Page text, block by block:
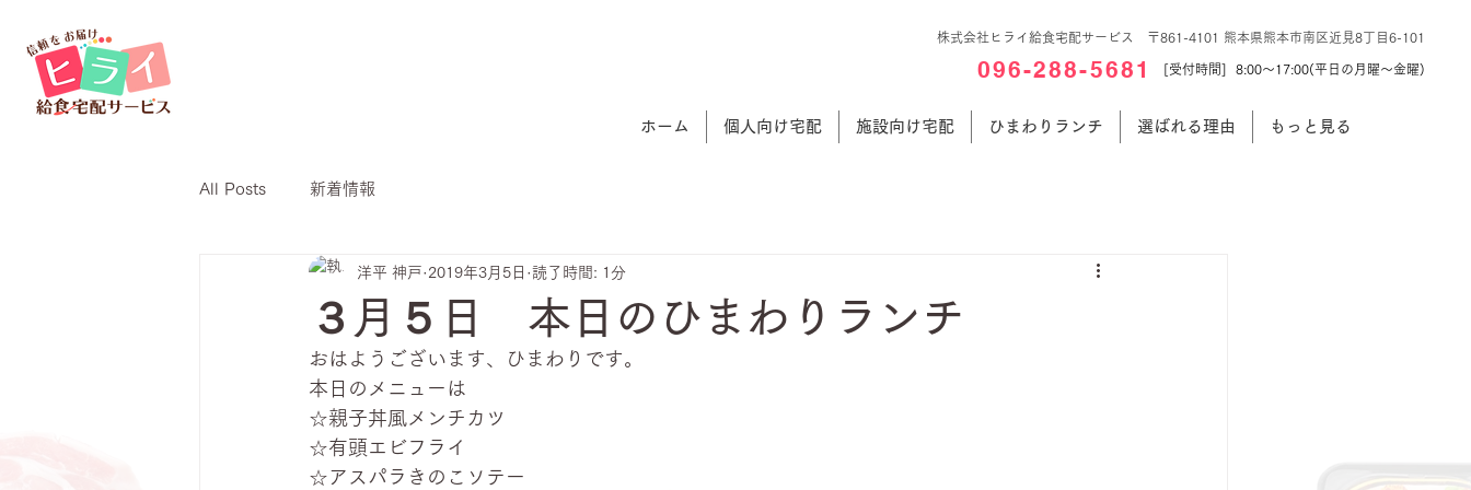
株式会社ヒライ給食宅配サービス 〒861-4101 熊本県熊本市南区近見8丁目6-101
096-288-5681 [受付時間] 8:00～17:00(平日の月曜～金曜)
ホーム 個人向け宅配 施設向け宅配 ひまわりランチ 選ばれる理由 もっと見る
All Posts 新着情報
３月５日 本日のひまわりランチ
洋平 神戸 2019年3月5日 読了時間: 1分
おはようございます、ひまわりです。
本日のメニューは
☆親子丼風メンチカツ
☆有頭エビフライ
☆アスパラきのこソテー